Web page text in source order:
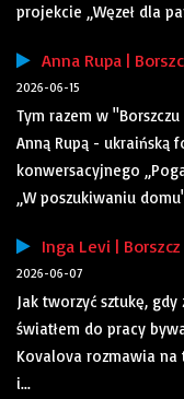
projekcie „Węzeł dla
Anna Rupa |
2026-06-15
Tym razem w
Anną Rupą -
konwersacyjnego
„W poszukiwaniu
Inga Levi |
2026-06-07
Jak tworzyć sztukę,
światłem do pracy
Kovalova rozmawia na
i...